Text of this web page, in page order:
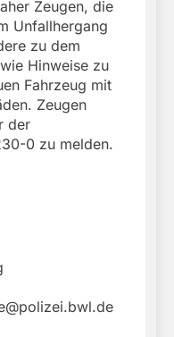
Zeugen, die
Unfallhergang
zu dem
Hinweise zu
Fahrzeug mit
Zeugen
der
0 zu melden.